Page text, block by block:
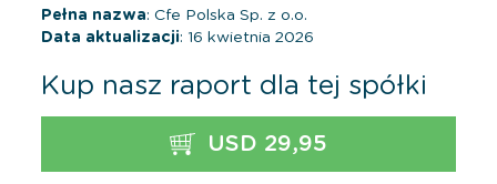
Pełna nazwa: Cfe Polska Sp. z o.o.
Data aktualizacji: 16 kwietnia 2026
Kup nasz raport dla tej spółki
USD 29,95